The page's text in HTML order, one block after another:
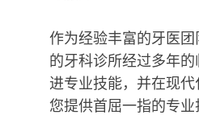
作为经验丰富的牙医
的牙科诊所经过多年
进专业技能，并在现
您提供首屈一指的专